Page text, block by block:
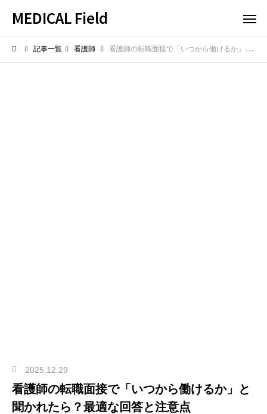
MEDICAL Field
記事一覧 看護師 看護師の転職面接で「いつから働けるか」と聞かれたら？最適な回答と注意点
2025.12.29
看護師の転職面接で「いつから働けるか」と
聞かれたら？最適な回答と注意点